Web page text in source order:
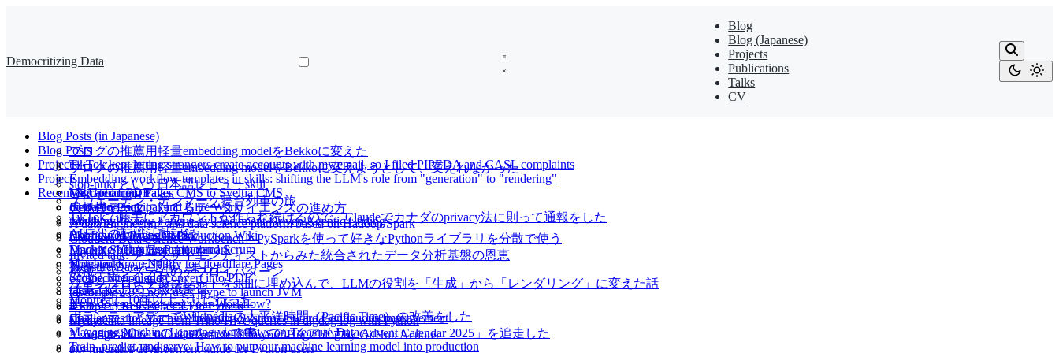
Democritizing Data
Blog
Blog (Japanese)
Projects
Publications
Talks
CV
Blog Posts (in Japanese)
ブログの推薦用軽量embedding modelをBekkoに変えた
ブログの推薦用軽量embedding modelをBekkoに変えようとして、変えれなかった
slop-nuki という日本語レビューskill
スウェーデン・デンマーク寝台列車の旅
TikTokで勝手にアカウントが作られ続けるので、Claudeでカナダのprivacy法に則って通報をした
AI時代の転職活動記録
LayerXで働き始めました
Treasure Dataを退職しました
ワークフローテンプレートをskillに埋め込んで、LLMの役割を「生成」から「レンダリング」に変えた話
Montréalに10年以上ぶりに行った
ボランティアデーでWikipediaの太平洋時間（Pacific Time）の改善をした
「Agents SDK+αのTipsを一人で書いていくアドカレ Advent Calendar 2025」を追走した
Oh-my-zshを辞めた
Blog Posts
TikTok kept letting strangers create accounts with my email, so I filed PIPEDA and CASL complaints
Embedding workflow templates in skills: shifting the LLM's role from "generation" to "rendering"
Migrated from Pages CMS to Sveltia CMS
Between Principal and Glue Work
Tackling Review Fatigue by Document Driven Agentic Coding
Configured Pages CMS
Machine Learning Project and Scrum
Migrated From Netlify to Cloudflare Pages
Scrape Notion and convert into PDF
tabula-py 2.8.0 now uses jpype to launch JVM
4 Steps to Release a CLI in Python
Create data lineage from Trino/Hive queries in digdag log with Python
3 configs add recommend articles into your Hugo blog by GitHub Actions
py> operator development guide for Python users
Projects
Projects
VanGohan PDF
digdaglog2sql
tabula-py
Machine Learning in Production Wiki
Docker Sphinx Recommonmark
Notebooks
cookiecutter-digdag
tdworkflow
RTD
Mykytea
Recent & Upcoming Talks
大規模データに対するデータサイエンスの進め方
A data engineering and data science platform based on Hadoop/Spark
Cloudera Data Science WorkbenchとPySparkを使って好きなPythonライブラリを分散で使う
Invited talk: データサイエンティストからみた統合されたデータ分析基盤の恩恵
機械学習システムのデプロイパターン
仕事ではじめる機械学習
How do you debug/test your Workflow?
Challenges for Machine Learning Systems toward Continuous Improvement
Managing Machine Learning workflows on Treasure Data
Train, predict, and serve: How to put your machine learning model into production